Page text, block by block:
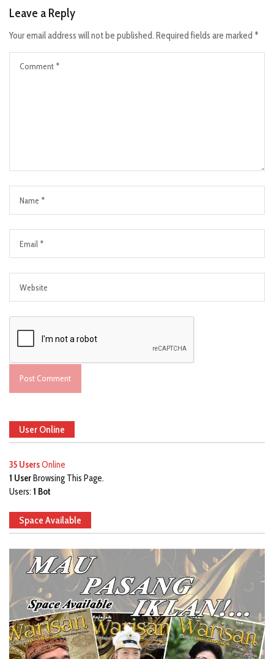
Leave a Reply
Your email address will not be published. Required fields are marked *
User Online
35 UsersOnline
1 UserBrowsing This Page.
Users: 1 Bot
Space Available